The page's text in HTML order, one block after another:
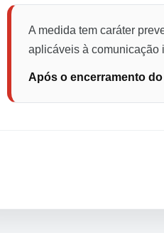
A medida tem caráter
aplicáveis à comunicação
Após o encerramento